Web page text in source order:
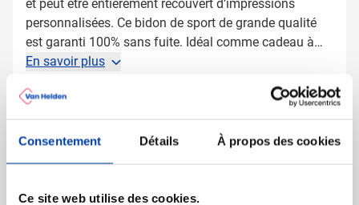
Consentement Détails À propos des cookies
Ce site web utilise des cookies.
et peut être entièrement recouvert d’impressions
personnalisées. Ce bidon de sport de grande qualité
est garanti 100% sans fuite. Idéal comme cadeau à
distribuer dans les salles de sport ou durant un
contenance de 500 ml et ne contient pas de bisphénol-
(art. 22823).
En savoir plus
Plus d'information
22822
Poids
79 gramme(s)
Capacité